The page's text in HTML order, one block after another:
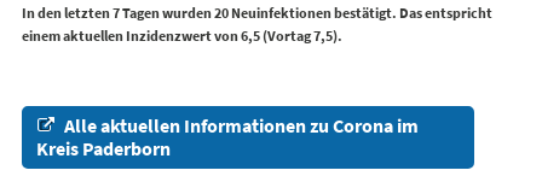
In den letzten 7 Tagen wurden 20 Neuinfektionen bestätigt. Das entspricht
einem aktuellen Inzidenzwert von 6,5 (Vortag 7,5).
Alle aktuellen Informationen zu Corona im
Kreis Paderborn